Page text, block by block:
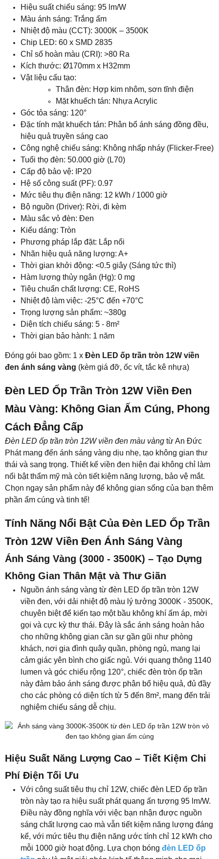
Hiệu suất chiếu sáng: 95 lm/W
Màu ánh sáng: Trắng ấm
Nhiệt độ màu (CCT): 3000K – 3500K
Chip LED: 60 x SMD 2835
Chỉ số hoàn màu (CRI): >80 Ra
Kích thước: Ø170mm x H32mm
Vật liệu cấu tạo:
Thân đèn: Hợp kim nhôm, sơn tĩnh điện
Mặt khuếch tán: Nhựa Acrylic
Góc tỏa sáng: 120°
Đặc tính mặt khuếch tán: Phân bổ ánh sáng đồng đều,
hiệu quả truyền sáng cao
Công nghệ chiếu sáng: Không nhấp nháy (Flicker-Free)
Tuổi thọ đèn: 50.000 giờ (L70)
Cấp độ bảo vệ: IP20
Hệ số công suất (PF): 0.97
Mức tiêu thụ điện năng: 12 kWh / 1000 giờ
Bộ nguồn (Driver): Rời, đi kèm
Màu sắc vỏ đèn: Đen
Kiểu dáng: Tròn
Phương pháp lắp đặt: Lắp nổi
Nhãn hiệu quả năng lượng: A+
Thời gian khởi động: <0.5 giây (Sáng tức thì)
Hàm lượng thủy ngân (Hg): 0 mg
Tiêu chuẩn chất lượng: CE, RoHS
Nhiệt độ làm việc: -25°C đến +70°C
Trọng lượng sản phẩm: ~380g
Diện tích chiếu sáng: 5 - 8m²
Thời gian bảo hành: 1 năm
Đóng gói bao gồm: 1 x Đèn LED ốp trần tròn 12W viền
đen ánh sáng vàng (kèm giá đỡ, ốc vít, tắc kê nhựa)
Đèn LED Ốp Trần Tròn 12W Viền Đen
Màu Vàng: Không Gian Ấm Cúng, Phong
Cách Đẳng Cấp
Đèn LED ốp trần tròn 12W viền đen màu vàng từ An Đức
Phát mang đến ánh sáng vàng dịu nhẹ, tạo không gian thư
thái và sang trọng. Thiết kế viền đen hiện đại không chỉ làm
nổi bật thẩm mỹ mà còn tiết kiệm năng lượng, bảo vệ mắt.
Chọn ngay sản phẩm này để không gian sống của bạn thêm
phần ấm cúng và tinh tế!
Tính Năng Nổi Bật Của Đèn LED Ốp Trần
Tròn 12W Viền Đen Ánh Sáng Vàng
Ánh Sáng Vàng (3000 - 3500K) – Tạo Dựng
Không Gian Thân Mật và Thư Giãn
Nguồn ánh sáng vàng từ đèn LED ốp trần tròn 12W
viền đen, với dải nhiệt độ màu lý tưởng 3000K - 3500K,
chuyên biệt để kiến tạo một bầu không khí ấm áp, mời
gọi và cực kỳ thư thái. Đây là sắc ánh sáng hoàn hảo
cho những không gian cần sự gần gũi như phòng
khách, nơi gia đình quây quần, phòng ngủ, mang lại
cảm giác yên bình cho giấc ngủ. Với quang thông 1140
lumen và góc chiếu rộng 120°, chiếc đèn tròn ốp trần
này đảm bảo ánh sáng được phân bổ hiệu quả, đủ đầy
cho các phòng có diện tích từ 5 đến 8m², mang đến trải
nghiệm chiếu sáng dễ chịu.
Hiệu Suất Năng Lượng Cao – Tiết Kiệm Chi
Phí Điện Tối Ưu
Với công suất tiêu thụ chỉ 12W, chiếc đèn LED ốp trần
tròn này tạo ra hiệu suất phát quang ấn tượng 95 lm/W.
Điều này đồng nghĩa với việc bạn nhận được nguồn
sáng chất lượng cao mà vẫn tiết kiệm năng lượng đáng
kể, với mức tiêu thụ điện năng ước tính chỉ 12 kWh cho
mỗi 1000 giờ hoạt động. Lựa chọn bóng đèn LED ốp